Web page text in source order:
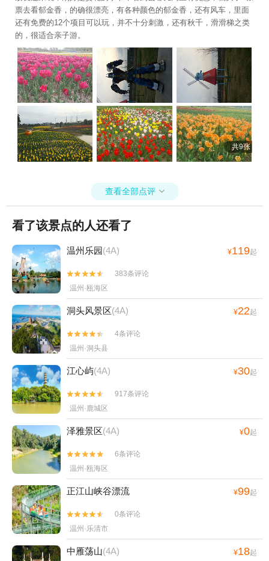
票去看郁金香，的确很漂亮，有各种颜色的郁金香，还有风车，里面
还有免费的12个项目可以玩，并不十分刺激，还有秋千，滑滑梯之类
的，很适合亲子游。
共9张
查看全部点评 
看了该景点的人还看了
温州乐园(4A) ¥119起


383条评论
温州·瓯海区
洞头风景区(4A) ¥22起


4条评论
温州·洞头县
江心屿(4A) ¥30起


917条评论
温州·鹿城区
泽雅景区(4A) ¥0起


6条评论
温州·瓯海区
正江山峡谷漂流 ¥99起


0条评论
温州·乐清市
中雁荡山(4A) ¥18起